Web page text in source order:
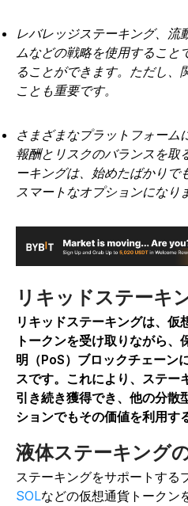
レバレッジステーキング、流
ムなどの戦略を使用すること
ることができます。ただし、
ことも重要です。
さまざまなプラットフォーム
報酬とリスクのバランスを取
ーキングは、始めたばかりで
スマートなオプションになり
リキッドステーキ
リキッドステーキングは、仮
トークンを受け取りながら
明（PoS）ブロックチェーン
スです。 これにより、ステー
引き続き獲得でき、他の分散
ションでもその価値を利用す
液体ステーキング
ステーキングをサポートする
SOLなどの仮想通貨トークン